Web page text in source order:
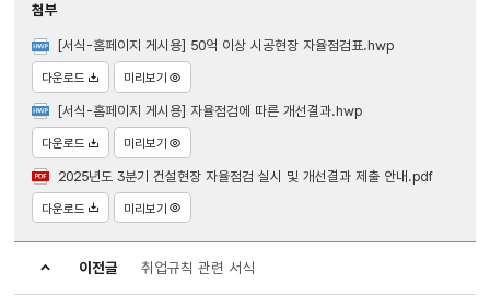
첨부
[서식-홈페이지 게시용] 50억 이상 시공현장 자율점검표.hwp
다운로드 미리보기
[서식-홈페이지 게시용] 자율점검에 따른 개선결과.hwp
다운로드 미리보기
2025년도 3분기 건설현장 자율점검 실시 및 개선결과 제출 안내.pdf
다운로드 미리보기
이전글 취업규칙 관련 서식